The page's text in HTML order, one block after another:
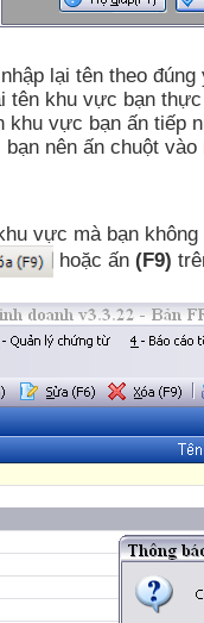
lại tên theo đúng
tên khu vực bạn
khu vực bạn ấn tiếp
nên ấn chuột
vực mà bạn
hoặc ấn (F9)